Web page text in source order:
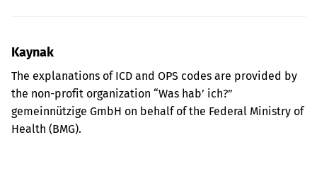
Kaynak
The explanations of ICD and OPS codes are provided by
the non-profit organization “Was hab’ ich?”
gemeinnützige GmbH on behalf of the Federal Ministry of
Health (BMG).